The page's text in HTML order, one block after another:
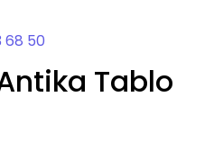
68 50
Tablo